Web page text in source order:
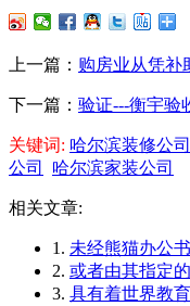
上一篇： 购房业从凭补
下一篇： 验证---衡宇验
关键词: 哈尔滨装修公
公司
哈尔滨家装公司
相关文章:
1. 未经熊猫办公
2. 或者由其指定
3. 具有着世界教